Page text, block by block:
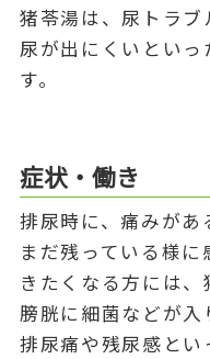
猪苓湯は、尿トラブ
尿が出にくいとい
す。
症状・働き
排尿時に、痛みが
まだ残っている様
きたくなる方には、
膀胱に細菌などが入
排尿痛や残尿感とい